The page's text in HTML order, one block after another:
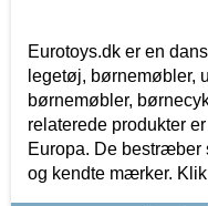
Eurotoys.dk er en
legetøj, børnemøbler,
børnemøbler,
relaterede produkter
Europa. De
og kendte mærker.